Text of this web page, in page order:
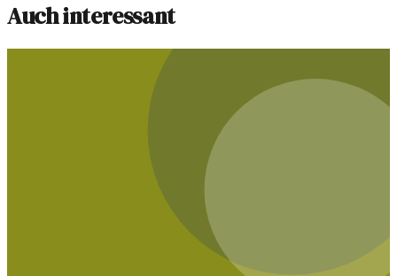
Auch interessant